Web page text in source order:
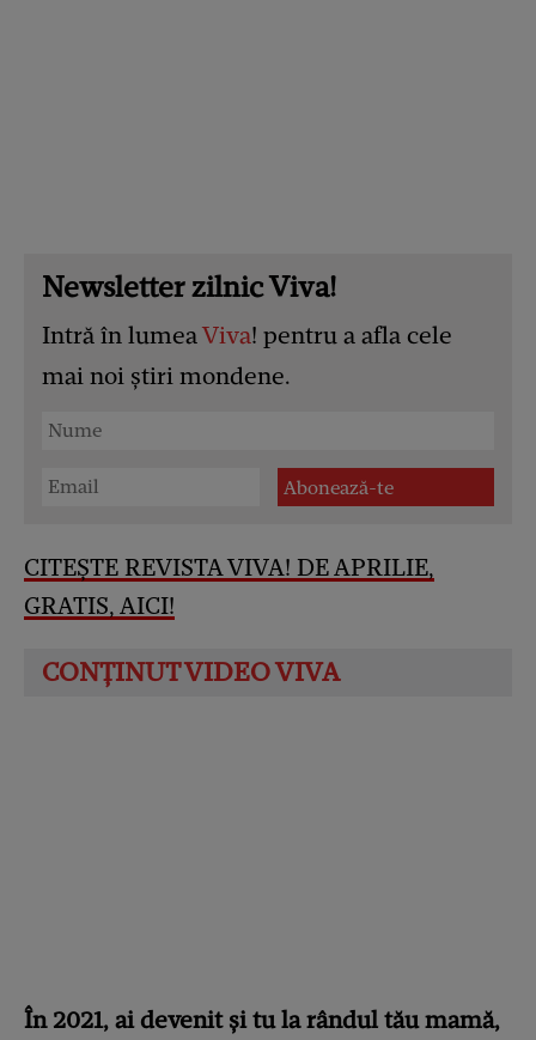
Newsletter zilnic Viva!
Intră în lumeaViva! pentru a afla cele
mai noi știri mondene.
CITEȘTE REVISTA VIVA! DE APRILIE,
GRATIS, AICI!
În 2021, ai devenit și tu la rândul tău mamă,